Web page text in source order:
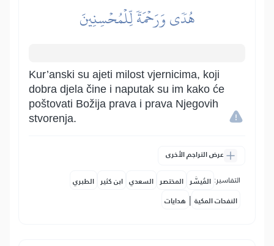
هُدٗى وَرَحۡمَةٗ لِّلۡمُحۡسِنِينَ
Kur’anski su ajeti milost vjernicima, koji
dobra djela čine i naputak su im kako će
poštovati Božija prava i prava Njegovih
stvorenja.
عرض التراجم الأخرى
التفاسير: المُيسَّر المختصر السعدي ابن كثير الطبري
النفحات المكية | هدايات